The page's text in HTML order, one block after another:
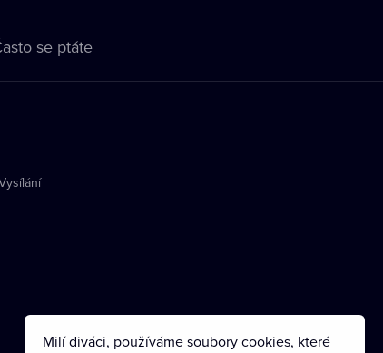
se ptáte
Milí diváci, používáme soubory cookies, které